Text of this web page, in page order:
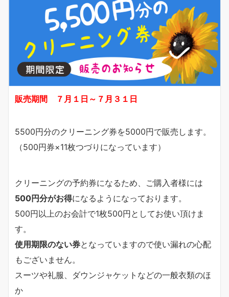
販売期間 ７月１日～７月３１日
5500円分のクリーニング券を5000円で販売します。
（500円券×11枚つづりになっています）
クリーニングの予約券になるため、ご購入者様には
500円分がお得になるようになっております。
500円以上のお会計で1枚500円としてお使い頂けま
す。
使用期限のない券となっていますので使い漏れの心配
もございません。
スーツや礼服、ダウンジャケットなどの一般衣類のほ
か